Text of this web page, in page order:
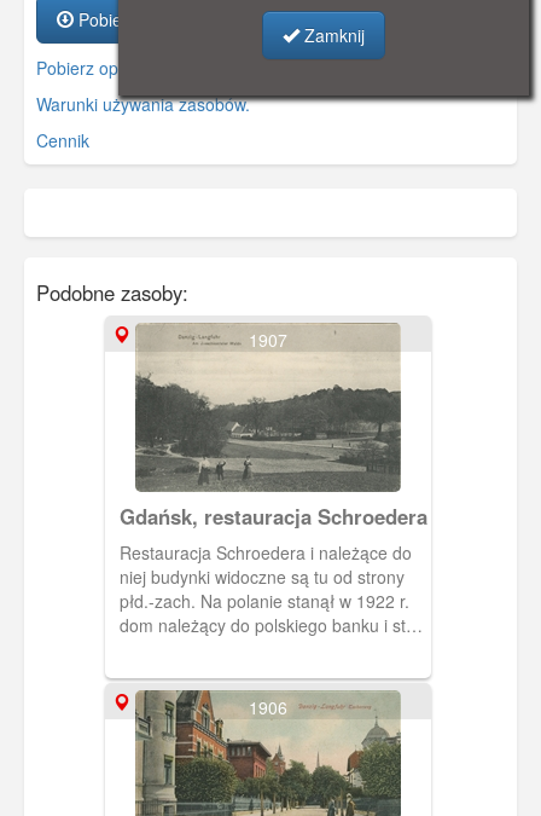
Pobierz zasób
Pobierz opis
Warunki używania zasobów.
Cennik
Podobne zasoby:
1907
Gdańsk, restauracja Schroedera
Restauracja Schroedera i należące do
niej budynki widoczne są tu od strony
płd.-zach. Na polanie stanął w 1922 r.
dom należący do polskiego banku i stoi
bok na prawo to Na Wzgórzu.
1906
Zamknij